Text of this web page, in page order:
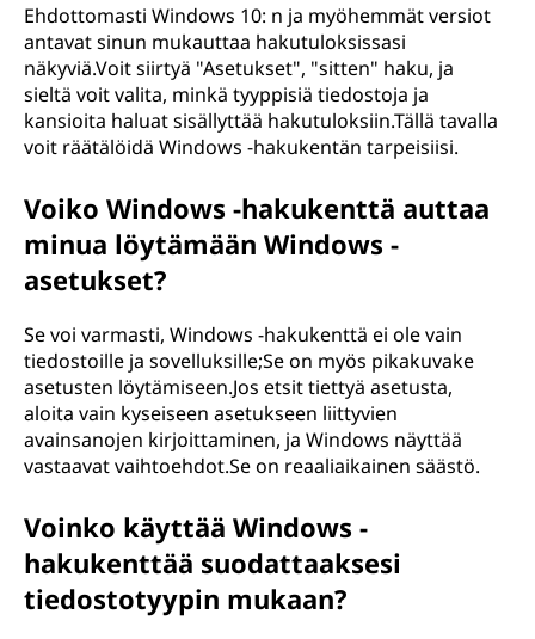
Ehdottomasti Windows 10: n ja myöhemmät versiot
antavat sinun mukauttaa hakutuloksissasi
näkyviä.Voit siirtyä "Asetukset", "sitten" haku, ja
sieltä voit valita, minkä tyyppisiä tiedostoja ja
kansioita haluat sisällyttää hakutuloksiin.Tällä tavalla
voit räätälöidä Windows -hakukentän tarpeisiisi.
Voiko Windows -hakukenttä auttaa
minua löytämään Windows -
asetukset?
Se voi varmasti, Windows -hakukenttä ei ole vain
tiedostoille ja sovelluksille;Se on myös pikakuvake
asetusten löytämiseen.Jos etsit tiettyä asetusta,
aloita vain kyseiseen asetukseen liittyvien
avainsanojen kirjoittaminen, ja Windows näyttää
vastaavat vaihtoehdot.Se on reaaliaikainen säästö.
Voinko käyttää Windows -
hakukenttää suodattaaksesi
tiedostotyypin mukaan?